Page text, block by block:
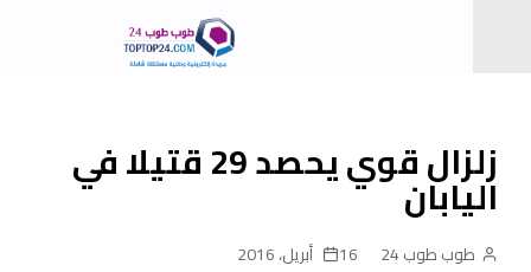
زلزال قوي يحصد 29 قتيلا في
طوب 24 16 أبريل، 2016